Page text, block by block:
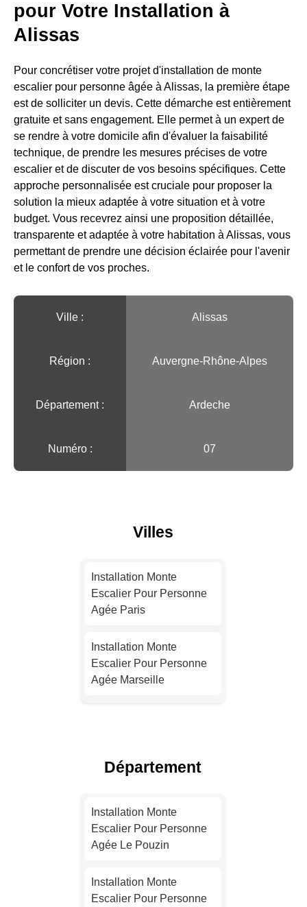
pour Votre Installation à
Alissas
Pour concrétiser votre projet d'installation de monte
escalier pour personne âgée à Alissas, la première étape
est de solliciter un devis. Cette démarche est entièrement
gratuite et sans engagement. Elle permet à un expert de
se rendre à votre domicile afin d'évaluer la faisabilité
technique, de prendre les mesures précises de votre
escalier et de discuter de vos besoins spécifiques. Cette
approche personnalisée est cruciale pour proposer la
solution la mieux adaptée à votre situation et à votre
budget. Vous recevrez ainsi une proposition détaillée,
transparente et adaptée à votre habitation à Alissas, vous
permettant de prendre une décision éclairée pour l'avenir
et le confort de vos proches.
Ville :️ Alissas
Région :️ Auvergne-Rhône-Alpes
Département : Ardeche
Numéro : 07
Villes
Installation Monte
Escalier Pour Personne
Agée Paris
Installation Monte
Escalier Pour Personne
Agée Marseille
Département
Installation Monte
Escalier Pour Personne
Agée Le Pouzin
Installation Monte
Escalier Pour Personne